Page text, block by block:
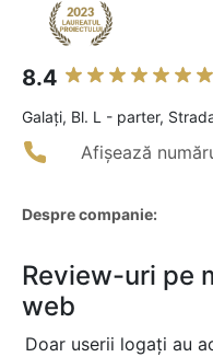
8.4
Galaţi, Bl. L - parter,
Afișează
Despre companie:
Review-uri pe
web
Doar userii logați au